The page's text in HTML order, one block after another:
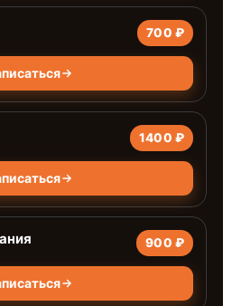
700 ₽
1400 ₽
900 ₽